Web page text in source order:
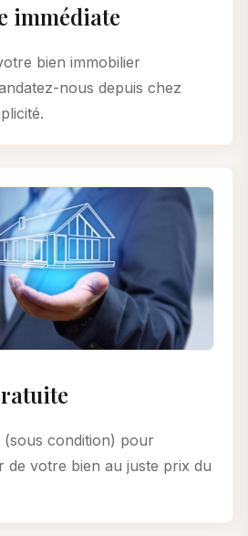
immédiate
bien immobilier
nous depuis chez
(sous condition) pour
de votre bien au juste prix du